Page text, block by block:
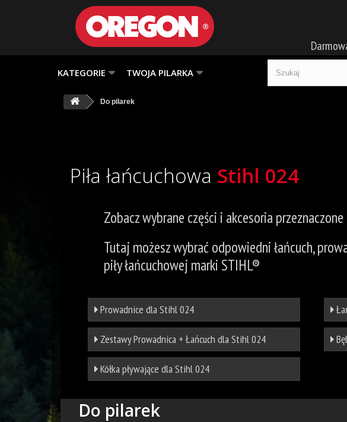
KATEGORIE TWOJA PILARKA
Do pilarek
Piła łańcuchowa Stihl 024
Zobacz wybrane części i akcesoria
Tutaj możesz wybrać odpowiedni łańcuch,
piły łańcuchowej marki STIHL®
Prowadnice dla Stihl 024
Zestawy Prowadnica + Łańcuch dla Stihl 024
Kółka pływające dla Stihl 024
Do pilarek